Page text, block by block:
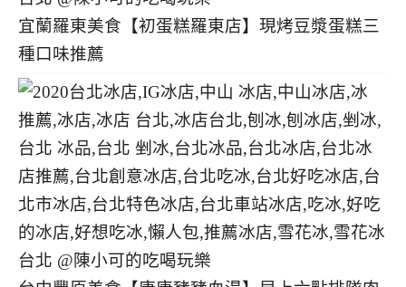
宜蘭羅東美食【初蛋糕羅東店】現烤豆漿蛋糕三
種口味推薦